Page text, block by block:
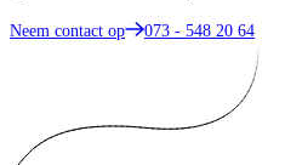
Neem contact op 073 - 548 20 64